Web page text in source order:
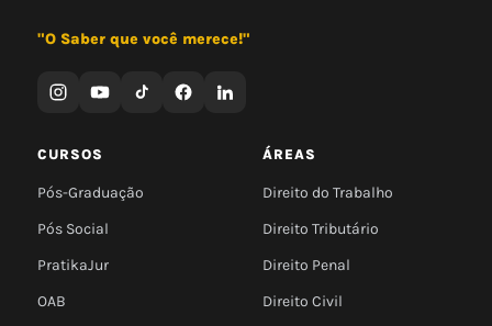
"O Saber que você merece!"
CURSOS
Pós-Graduação
Pós Social
PratikaJur
OAB
ÁREAS
Direito do Trabalho
Direito Tributário
Direito Penal
Direito Civil